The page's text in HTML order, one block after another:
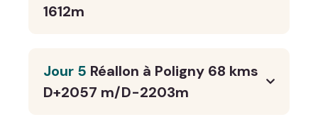
1612m
Jour 5 Réallon à Poligny 68 kms
D+2057 m/D-2203m